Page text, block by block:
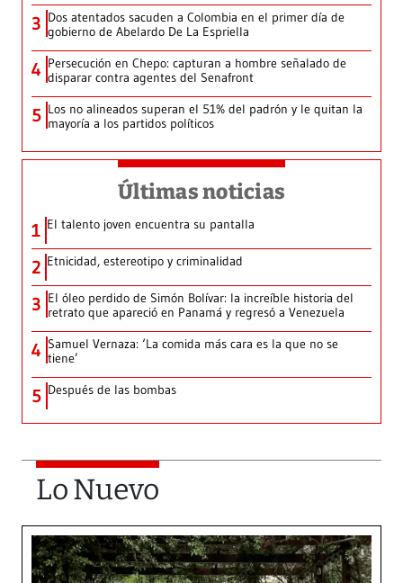
3 Dos atentados sacuden a Colombia en el primer día de
gobierno de Abelardo De La Espriella
4 Persecución en Chepo: capturan a hombre señalado de
disparar contra agentes del Senafront
5 Los no alineados superan el 51% del padrón y le quitan la
mayoría a los partidos políticos
Últimas noticias
1 El talento joven encuentra su pantalla​
2 Etnicidad, estereotipo y criminalidad
3 El óleo perdido de Simón Bolívar: la increíble historia del
retrato que apareció en Panamá y regresó a Venezuela
4 Samuel Vernaza: ‘La comida más cara es la que no se
tiene’
5 Después de las bombas
Lo Nuevo